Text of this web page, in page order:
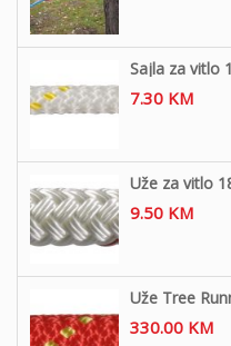
Sajla za vitlo
7.30 KM
Uže za vitlo
9.50 KM
Uže Tree
330.00 KM